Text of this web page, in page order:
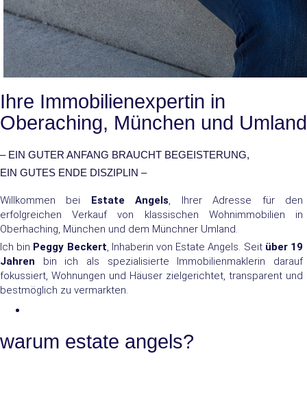
Ihre Immobilienexpertin in
Oberaching, München und Umland
– EIN GUTER ANFANG BRAUCHT BEGEISTERUNG,
EIN GUTES ENDE DISZIPLIN –
Willkommen bei Estate Angels, Ihrer Adresse für den
erfolgreichen Verkauf von klassischen Wohnimmobilien in
Oberhaching, München und dem Münchner Umland.
Ich bin Peggy Beckert, Inhaberin von Estate Angels. Seit über 19
Jahren bin ich als spezialisierte Immobilienmaklerin darauf
fokussiert, Wohnungen und Häuser zielgerichtet, transparent und
bestmöglich zu vermarkten.
warum estate angels?